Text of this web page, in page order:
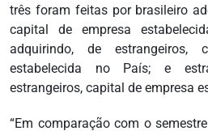
três foram feitas por brasileiro
capital de empresa
adquirindo, de estrangeiros,
estabelecida no País; e
estrangeiros, capital de empresa
“Em comparação com o